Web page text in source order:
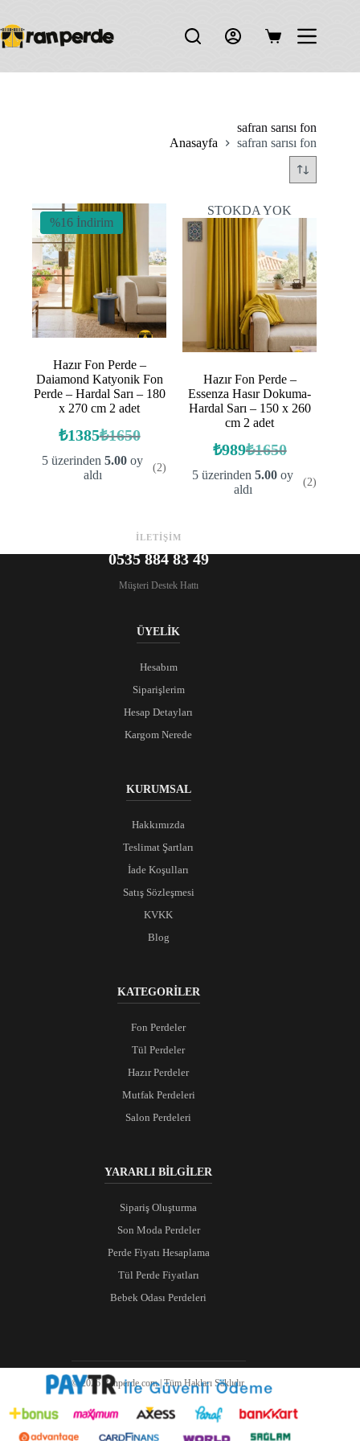
content
Shopping
safran sarısı fon
Anasayfa
safran sarısı fon
%16 İndirim
Hazır Fon Perde –
Daiamond Katyonik Fon
Perde – Hardal Sarı – 180
x 270 cm 2 adet
₺1650
Orijinal
fiyat:
₺1650.
₺1385Şu
andaki
fiyat:
5 üzerinden5.00 oy
aldı
(2)
STOKDA YOK
Hazır Fon Perde –
Essenza Hasır Dokuma-
Hardal Sarı – 150 x 260
cm 2 adet
₺1650
Orijinal
fiyat:
₺1650.
₺989 Şu
andaki
fiyat:
5 üzerinden5.00 oy
aldı
(2)
İLETİŞİM
0535 884 83 49
Müşteri Destek Hattı
ÜYELİK
Hesabım
Siparişlerim
Hesap Detayları
Kargom Nerede
KURUMSAL
Hakkımızda
Teslimat Şartları
İade Koşulları
Satış Sözleşmesi
KVKK
Blog
KATEGORİLER
Fon Perdeler
Tül Perdeler
Hazır Perdeler
Mutfak Perdeleri
Salon Perdeleri
YARARLI BİLGİLER
Sipariş Oluşturma
Son Moda Perdeler
Perde Fiyatı Hesaplama
Tül Perde Fiyatları
Bebek Odası Perdeleri
© 2026 Ranperde.com | Tüm Hakları Saklıdır.